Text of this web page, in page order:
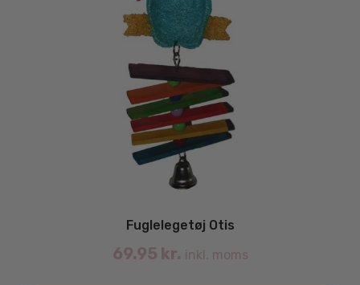
Fuglelegetøj Otis
69.95 kr. inkl. moms